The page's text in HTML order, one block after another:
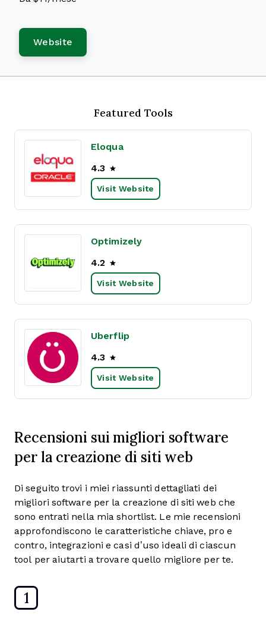
Website
Featured Tools
Eloqua
4.3
Visit Website
Optimizely
4.2
Visit Website
Uberflip
4.3
Visit Website
Recensioni sui migliori software
per la creazione di siti web
Di seguito trovi i miei riassunti dettagliati dei
migliori software per la creazione di siti web che
sono entrati nella mia shortlist. Le mie recensioni
approfondiscono le caratteristiche chiave, pro e
contro, integrazioni e casi d’uso ideali di ciascun
tool per aiutarti a trovare quello migliore per te.
1